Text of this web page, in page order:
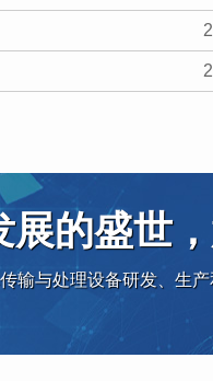
展的盛世
输与处理设备研发、生